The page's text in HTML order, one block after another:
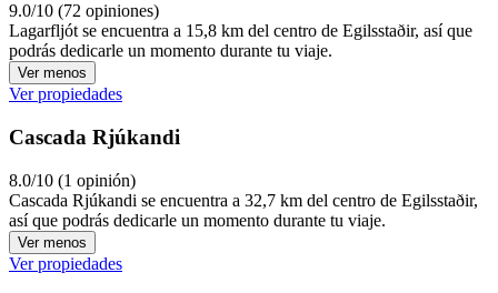
9.0/10 (72 opiniones)
Lagarfljót se encuentra a 15,8 km del centro de Egilsstaðir, así que
podrás dedicarle un momento durante tu viaje.
Ver menos
Ver propiedades
Cascada Rjúkandi
8.0/10 (1 opinión)
Cascada Rjúkandi se encuentra a 32,7 km del centro de Egilsstaðir,
así que podrás dedicarle un momento durante tu viaje.
Ver menos
Ver propiedades